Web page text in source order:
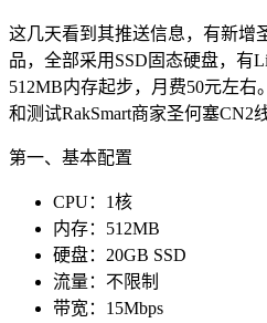
这几天看到其推送信息，有新增
品，全部采用SSD固态硬盘，有
512MB内存起步，月费50元左右
和测试RakSmart商家圣何塞CN2
第一、基本配置
CPU：1核
内存：512MB
硬盘：20GB SSD
流量：不限制
带宽：15Mbps